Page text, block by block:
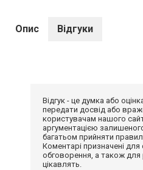
Опис Відгуки
Відгук - це думка або
передати досвід або
користувачам нашого
аргументацією
багатьом прийняти
Коментарі призначені для
обговорення, а також
цікавлять.